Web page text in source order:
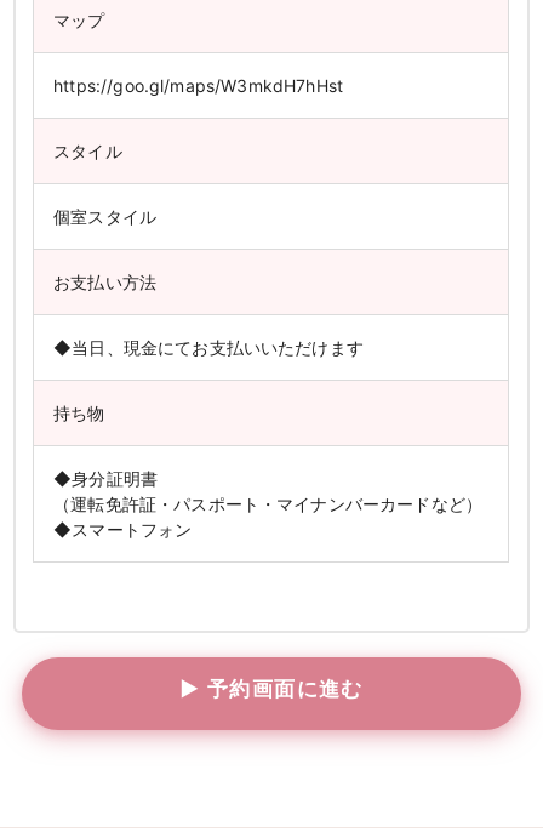
マップ
https://goo.gl/maps/W3mkdH7hHst
スタイル
個室スタイル
お支払い方法
◆当日、現金にてお支払いいただけます
持ち物
◆身分証明書
（運転免許証・パスポート・マイナンバーカードなど）
◆スマートフォン